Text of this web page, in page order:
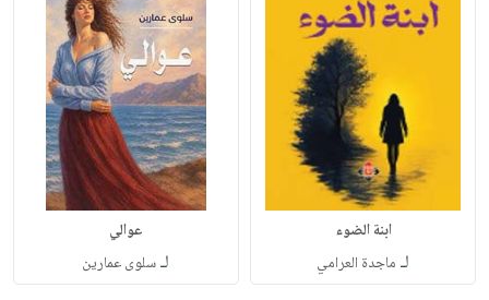
ابنة الضوء
لـ ماجدة العرامي
عوالي
لـسلوى عمارين